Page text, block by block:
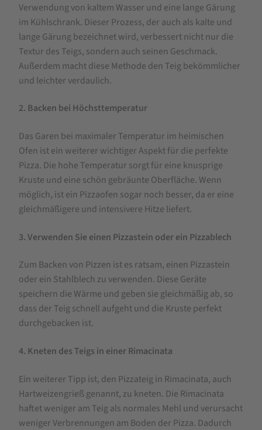
Verwendung von kaltem Wasser und eine lange Gärung
im Kühlschrank. Dieser Prozess, der auch als kalte und
lange Gärung bezeichnet wird, verbessert nicht nur die
Textur des Teigs, sondern auch seinen Geschmack.
Außerdem macht diese Methode den Teig bekömmlicher
und leichter verdaulich.
2. Backen bei Höchsttemperatur
Das Garen bei maximaler Temperatur im heimischen
Ofen ist ein weiterer wichtiger Aspekt für die perfekte
Pizza. Die hohe Temperatur sorgt für eine knusprige
Kruste und eine schön gebräunte Oberfläche. Wenn
möglich, ist ein Pizzaofen sogar noch besser, da er eine
gleichmäßigere und intensivere Hitze liefert.
3. Verwenden Sie einen Pizzastein oder ein Pizzablech
Zum Backen von Pizzen ist es ratsam, einen Pizzastein
oder ein Stahlblech zu verwenden. Diese Geräte
speichern die Wärme und geben sie gleichmäßig ab, so
dass der Teig schnell aufgeht und die Kruste perfekt
durchgebacken ist.
4. Kneten des Teigs in einer Rimacinata
Ein weiterer Tipp ist, den Pizzateig in Rimacinata, auch
Hartweizengrieß genannt, zu kneten. Die Rimacinata
haftet weniger am Teig als normales Mehl und verursacht
weniger Verbrennungen am Boden der Pizza. Dadurch